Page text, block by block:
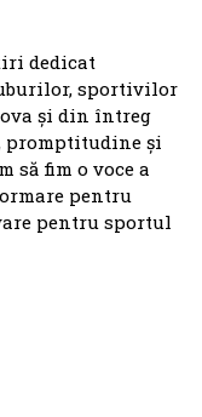
dedicat
sportivilor
și din întreg
promptitudine și
să fim o voce a
pentru
pentru sportul